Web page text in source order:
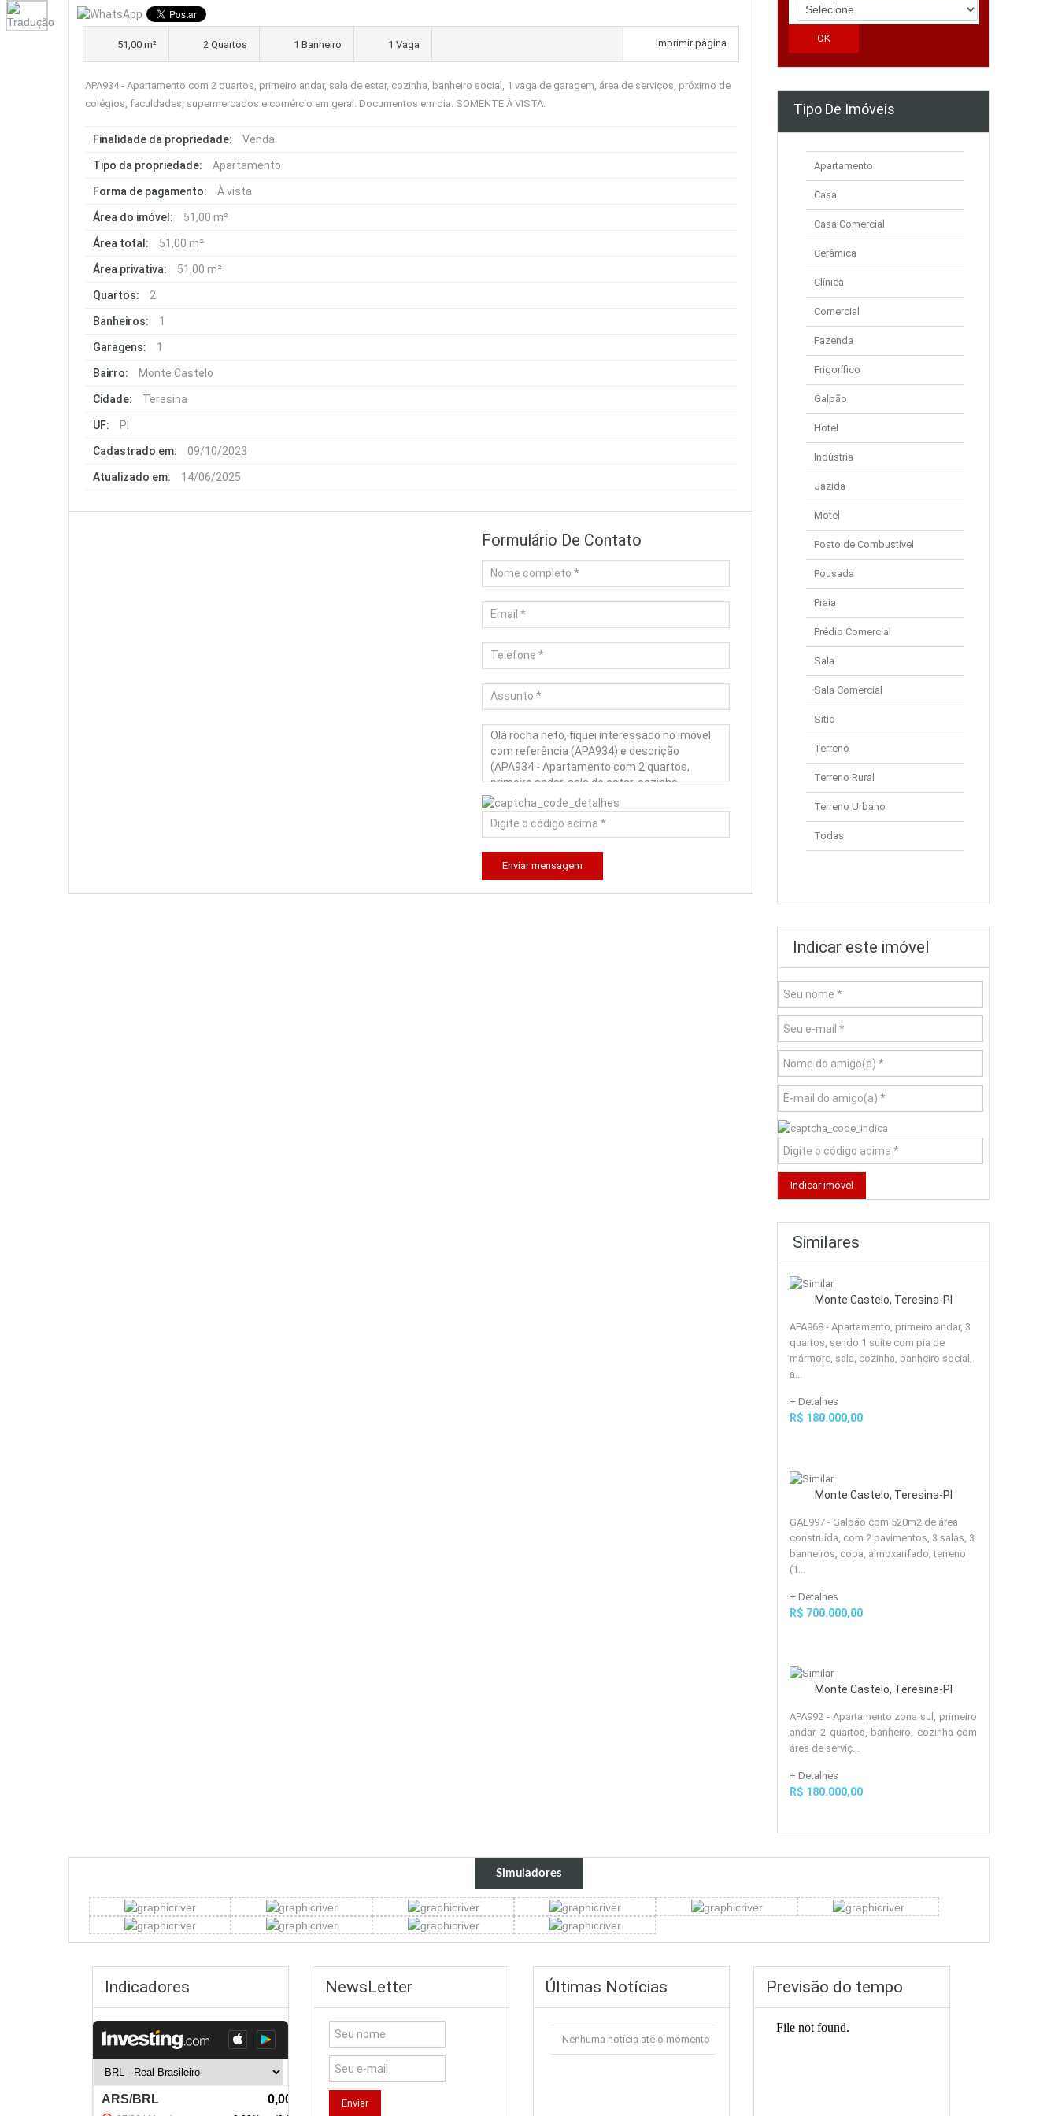
51,00 m² 2 Quartos 1 Banheiro 1 Vaga Imprimir página
APA934 - Apartamento com 2 quartos, primeiro andar, sala de estar, cozinha, banheiro social, 1 vaga de garagem, área de serviços, próximo de
colégios, faculdades, supermercados e comércio em geral. Documentos em dia. SOMENTE À VISTA.
Finalidade da propriedade: Venda
Tipo da propriedade: Apartamento
Forma de pagamento: À vista
Área do imóvel: 51,00 m²
Área total: 51,00 m²
Área privativa: 51,00 m²
Quartos: 2
Banheiros: 1
Garagens: 1
Bairro: Monte Castelo
Cidade: Teresina
UF: PI
Cadastrado em: 09/10/2023
Atualizado em: 14/06/2025
Formulário De Contato
Enviar mensagem
Tipo De Imóveis
Apartamento
Casa
Casa Comercial
Cerâmica
Clínica
Comercial
Fazenda
Frigorífico
Galpão
Hotel
Indústria
Jazida
Motel
Posto de Combustível
Pousada
Praia
Prédio Comercial
Sala
Sala Comercial
Sítio
Terreno
Terreno Rural
Terreno Urbano
Todas
Indicar este imóvel
Similares
Monte Castelo, Teresina-PI
APA968 - Apartamento, primeiro andar, 3
quartos, sendo 1 suíte com pia de
mármore, sala, cozinha, banheiro social,
á...
+ Detalhes
R$ 180.000,00
Monte Castelo, Teresina-PI
GAL997 - Galpão com 520m2 de área
construída, com 2 pavimentos, 3 salas, 3
banheiros, copa, almoxarifado, terreno
(1...
+ Detalhes
R$ 700.000,00
Monte Castelo, Teresina-PI
APA992 - Apartamento zona sul, primeiro
andar, 2 quartos, banheiro, cozinha com
área de serviç...
+ Detalhes
R$ 180.000,00
Simuladores
Indicadores NewsLetter Últimas Notícias
Nenhuma notícia até o momento
Previsão do tempo